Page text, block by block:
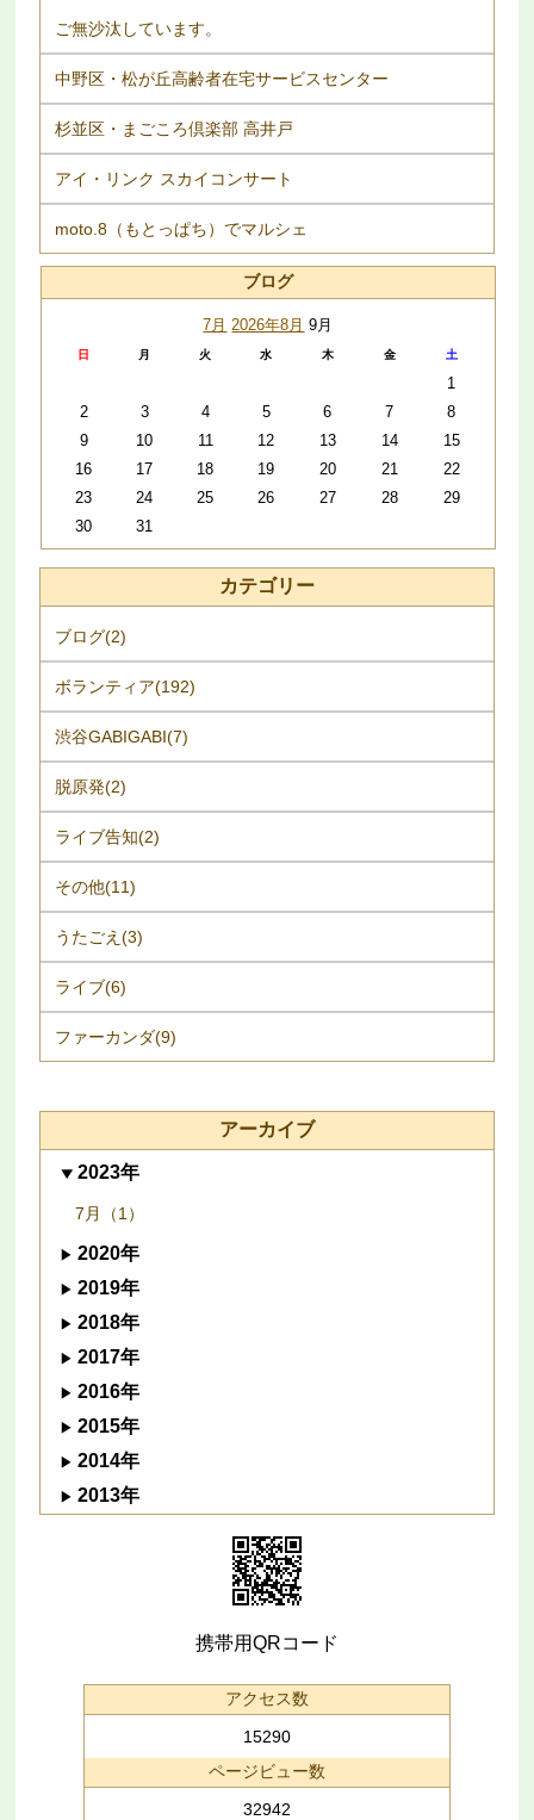
ご無沙汰しています。
中野区・松が丘高齢者在宅サービスセンター
杉並区・まごころ倶楽部 高井戸
アイ・リンク スカイコンサート
moto.8（もとっぱち）でマルシェ
ブログ
7月 2026年8月 9月
日 月 火 水 木 金 土
1
2
3 4 5 6 7
8
9
10 11 12 13 14
15
16
17 18 19 20 21
22
23
24 25 26 27 28
29
30
31
カテゴリー
ブログ(2)
ボランティア(192)
渋谷GABIGABI(7)
脱原発(2)
ライブ告知(2)
その他(11)
うたごえ(3)
ライブ(6)
ファーカンダ(9)
アーカイブ
2023年
7月（1）
2020年
2019年
2018年
2017年
2016年
2015年
2014年
2013年
携帯用QRコード
アクセス数
15290
ページビュー数
32942